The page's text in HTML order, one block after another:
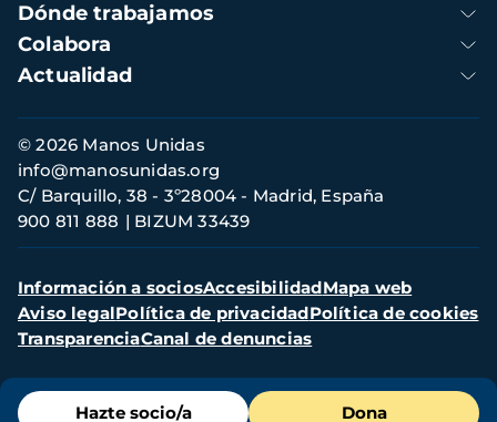
Menú
Hazte socio/a Dona
Dónde trabajamos
Colabora
Actualidad
Información
de
contacto
© 2026 Manos Unidas
C/ Barquillo, 38 - 3º28004 - Madrid, España
900 811 888
BIZUM 33439
info@manosunidas.org
Menú
secundario
Información a sociosAccesibilidadMapa web
Aviso legalPolítica de privacidadPolítica de cookies
TransparenciaCanal de denuncias